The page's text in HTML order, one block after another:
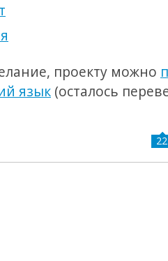
проекту можно
язык (осталось